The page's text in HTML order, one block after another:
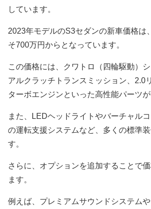
しています。
2023年モデルのS3セダンの新車価格は
そ700万円からとなっています。
この価格には、クワトロ（四輪駆動）
アルクラッチトランスミッション、2.0
ターボエンジンといった高性能パーツが
また、LEDヘッドライトやバーチャル
の運転支援システムなど、多くの標準
す。
さらに、オプションを追加することで
ます。
例えば、プレミアムサウンドシステム